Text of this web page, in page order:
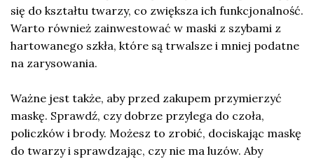
się do kształtu twarzy, co zwiększa ich funkcjonalność.
Warto również zainwestować w maski z szybami z
hartowanego szkła, które są trwalsze i mniej podatne
na zarysowania.
Ważne jest także, aby przed zakupem przymierzyć
maskę. Sprawdź, czy dobrze przylega do czoła,
policzków i brody. Możesz to zrobić, dociskając maskę
do twarzy i sprawdzając, czy nie ma luzów. Aby